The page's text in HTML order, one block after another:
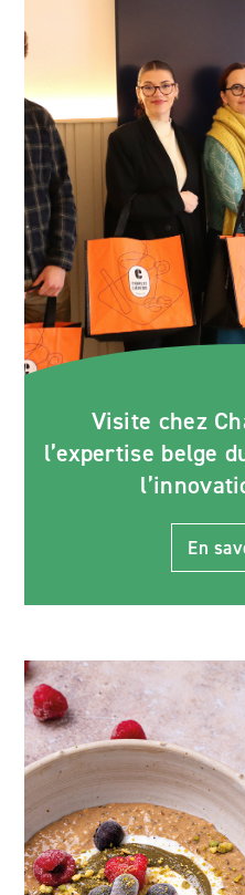
Visite chez
l’expertise belge
En